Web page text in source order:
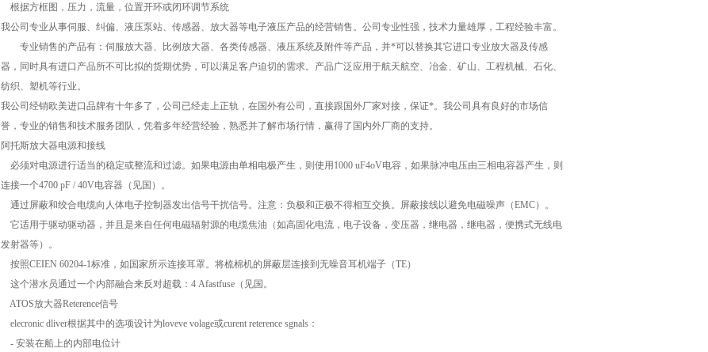
根据方框图，压力，流量，位置开环或闭环调节系统
我公司专业从事伺服、纠偏、液压泵站、传感器、放大器等电子液压产品的经营销售。公司专业性强，技术力量雄厚，工程经验丰富。
专业销售的产品有：伺服放大器、比例放大器、各类传感器、液压系统及附件等产品，并*可以替换其它进口专业放大器及传感
器，同时具有进口产品所不可比拟的货期优势，可以满足客户迫切的需求。产品广泛应用于航天航空、冶金、矿山、工程机械、石化、
纺织、塑机等行业。
我公司经销欧美进口品牌有十年多了，公司已经走上正轨，在国外有公司，直接跟国外厂家对接，保证*。我公司具有良好的市场信
誉，专业的销售和技术服务团队，凭着多年经营经验，熟悉并了解市场行情，赢得了国内外厂商的支持。
阿托斯放大器电源和接线
必须对电源进行适当的稳定或整流和过滤。如果电源由单相电极产生，则使用1000 uF4oV电容，如果脉冲电压由三相电容器产生，则
连接一个4700 pF / 40V电容器（见国）。
通过屏蔽和绞合电缆向人体电子控制器发出信号干扰信号。注意：负极和正极不得相互交换。屏蔽接线以避免电磁噪声（EMC）。
它适用于驱动驱动器，并且是来自任何电磁辐射源的电缆焦油（如高固化电流，电子设备，变压器，继电器，继电器，便携式无线电
发射器等）。
按照CEIEN 60204-1标准，如国家所示连接耳罩。将梳棉机的屏蔽层连接到无噪音耳机端子（TE）
这个潜水员通过一个内部融合来反对超载：4 Afastfuse（见国。
ATOS放大器Reterence信号
elecronic dliver根据其中的选项设计为loveve volage或curent reterence sgnals：
- 安装在船上的内部电位计